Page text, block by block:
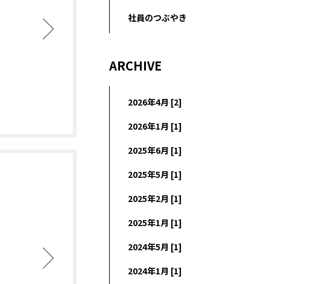
社員のつぶやき
ARCHIVE
2026年4月 [2]
2026年1月 [1]
2025年6月 [1]
2025年5月 [1]
2025年2月 [1]
2025年1月 [1]
2024年5月 [1]
2024年1月 [1]